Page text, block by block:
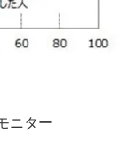
ニター